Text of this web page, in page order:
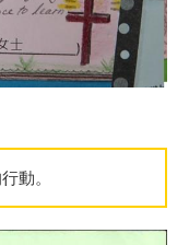
動。